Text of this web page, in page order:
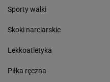
Sporty walki
Skoki narciarskie
Lekkoatletyka
Piłka ręczna